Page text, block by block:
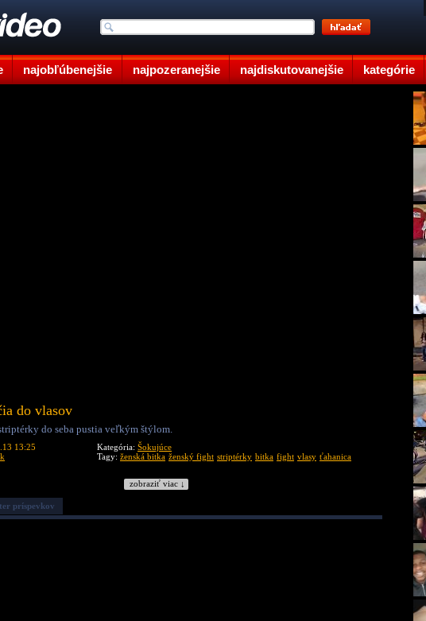
najobľúbenejšie najpozeranejšie najdiskutovanejšie kategórie
do vlasov
do seba pustia veľkým štýlom.
13:25
Kategória: Šokujúce
Tagy: ženská bitka ženský fight striptérky bitka fight vlasy ťahanica
zobraziť viac ↓
príspevkov